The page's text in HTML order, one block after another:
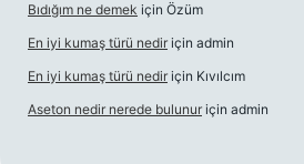
Bıdığım ne demek için Özüm
En iyi kumaş türü nedir için admin
En iyi kumaş türü nedir için Kıvılcım
Aseton nedir nerede bulunur için admin